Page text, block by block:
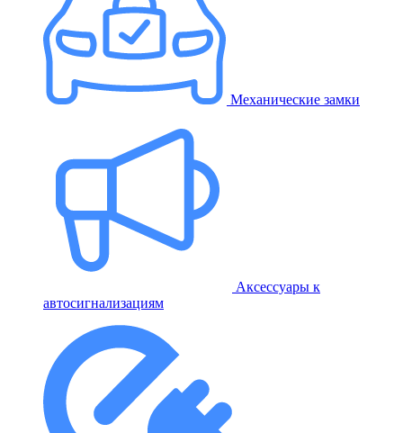
Механические замки
Аксессуары к
автосигнализациям